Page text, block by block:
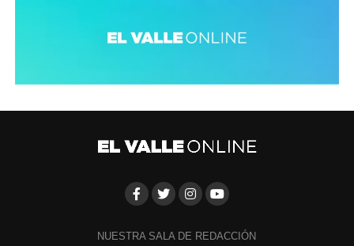
NUESTRA SALA DE REDACCIÓN